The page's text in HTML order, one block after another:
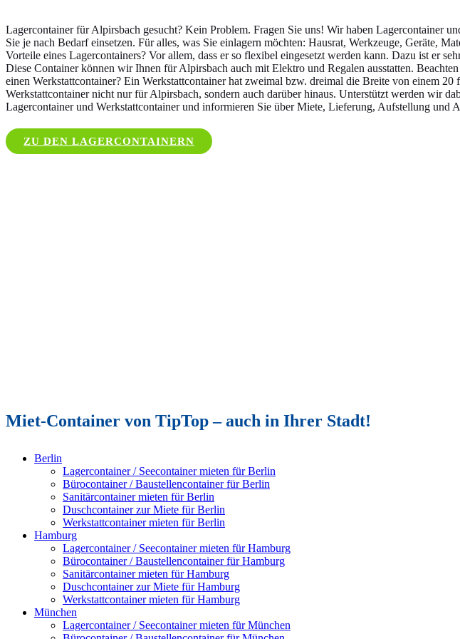
Lagercontainer für Alpirsbach gesucht? Kein Problem. Fragen Sie uns! Wir haben Lagercontainer
Sie je nach Bedarf einsetzen. Für alles, was Sie einlagern möchten: Hausrat, Werkzeuge, Geräte,
Vorteile eines Lagercontainers? Vor allem, dass er so flexibel eingesetzt werden kann. Dazu ist er
Diese Container können wir Ihnen für Alpirsbach auch mit Elektro und Regalen ausstatten.
einen Werkstattcontainer? Ein Werkstattcontainer hat zweimal bzw. dreimal die Breite von einem
Werkstattcontainer nicht nur für Alpirsbach, sondern auch darüber hinaus. Unterstützt werden wir
Lagercontainer und Werkstattcontainer und informieren Sie über Miete, Lieferung, Aufstellung und
ZU DEN LAGERCONTAINERN
Miet-Container von TipTop – auch in Ihrer Stadt!
Berlin
Lagercontainer / Seecontainer mieten für Berlin
Bürocontainer / Baustellencontainer für Berlin
Sanitärcontainer mieten für Berlin
Duschcontainer zur Miete für Berlin
Werkstattcontainer mieten für Berlin
Hamburg
Lagercontainer / Seecontainer mieten für Hamburg
Bürocontainer / Baustellencontainer für Hamburg
Sanitärcontainer mieten für Hamburg
Duschcontainer zur Miete für Hamburg
Werkstattcontainer mieten für Hamburg
München
Lagercontainer / Seecontainer mieten für München